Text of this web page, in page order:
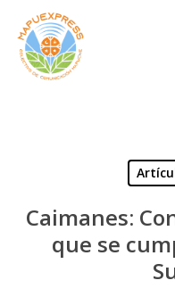
Skip
main
Caimanes:
que se